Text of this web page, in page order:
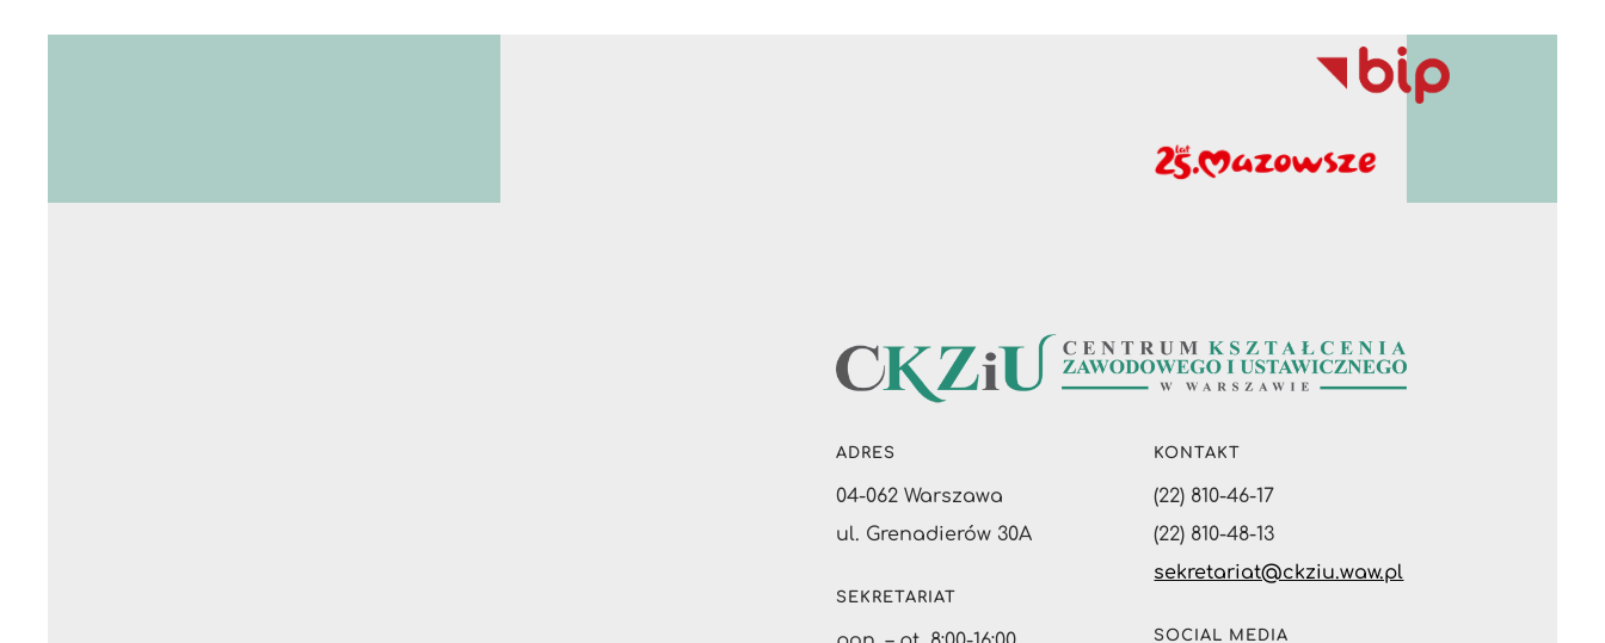
ADRES
04-062 Warszawa
ul. Grenadierów 30A
SEKRETARIAT
KONTAKT
(22) 810-46-17
(22) 810-48-13
sekretariat@ckziu.waw.pl
SOCIAL MEDIA